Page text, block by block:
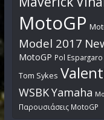
MotoGP
Model 2017
MotoGP Pol Espargaro
Tom Sykes
WSBKYamaha
Παρουσιάσεις MotoGP